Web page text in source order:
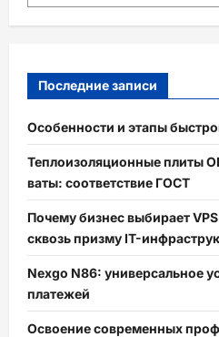
Последние записи
Особенности и этапы
Теплоизоляционные плиты
ваты: соответствие ГОСТ
Почему бизнес выбирает
сквозь призму IT-
Nexgo N86: универсальное
платежей
Освоение современных